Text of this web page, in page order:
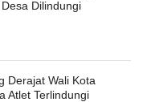
Dilindungi
Derajat Wali Kota
Atlet Terlindungi